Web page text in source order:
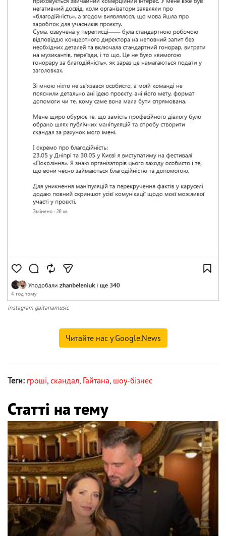
instagram gaitanamusic
Читайте нас у Google.News
Теги: гроші, скандал, Гайтана, шоу-бізнес
Статті на тему